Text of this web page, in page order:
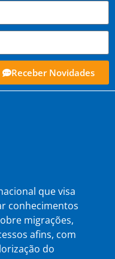
Receber Novidades
que visa
conhecimentos
migrações,
afins, com
do